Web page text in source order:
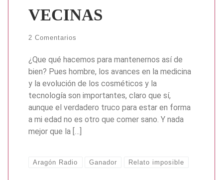
VECINAS
2 Comentarios
¿Que qué hacemos para mantenernos así de
bien? Pues hombre, los avances en la medicina
y la evolución de los cosméticos y la
tecnología son importantes, claro que sí,
aunque el verdadero truco para estar en forma
a mi edad no es otro que comer sano. Y nada
mejor que la […]
Aragón Radio Ganador Relato imposible